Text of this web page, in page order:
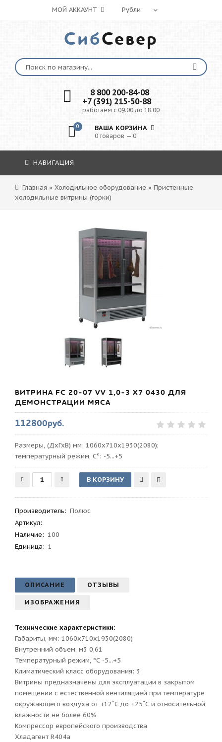
МОЙ АККАУНТ
СибСевер
8 800 200-84-08
+7 (391) 215-50-88
работаем с 09.00 до 18.00
0 ВАША КОРЗИНА
0 товаров — 0
НАВИГАЦИЯ
Главная » Холодильное оборудование » Пристенные
холодильные витрины (горки)
ВИТРИНА FC 20-07 VV 1,0-3 X7 0430 ДЛЯ
ДЕМОНСТРАЦИИ МЯСА
112800руб.
Размеры, (ДхГхВ) мм: 1060x710x1930(2080);
температурный режим, C°: -5...+5
Производитель: Полюс
Артикул:
Наличие: 100
Единица: 1
ОПИСАНИЕ ОТЗЫВЫ
ИЗОБРАЖЕНИЯ
Технические характеристики:
Габариты, мм: 1060x710x1930(2080)
Внутренний объем, м3 0,61
Температурный режим, ºС -5...+5
Климатический класс оборудования: 3
Витрины предназначены для эксплуатации в закрытом
помещении с естественной вентиляцией при температуре
окружающего воздуха от +12˚С до +25˚С и относительной
влажности не более 60%
Компрессор европейского производства
Хладагент R404а